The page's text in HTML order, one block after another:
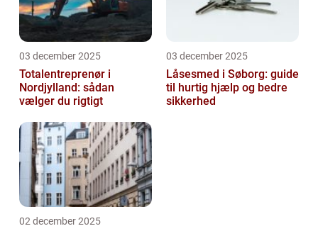
03 december 2025
Totalentreprenør i
Nordjylland: sådan
vælger du rigtigt
03 december 2025
Låsesmed i Søborg: guide
til hurtig hjælp og bedre
sikkerhed
02 december 2025